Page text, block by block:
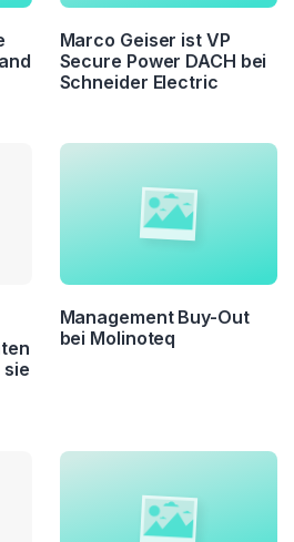
Marco Geiser ist VP
Secure Power DACH bei
Schneider Electric
sie
Management Buy-Out
bei Molinoteq